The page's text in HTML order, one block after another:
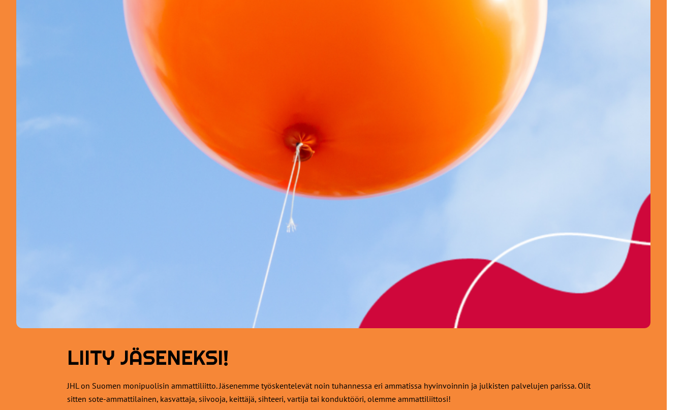
LIITY JÄSENEKSI!
JHL on Suomen monipuolisin ammattiliitto. Jäsenemme työskentelevät noin tuhannessa eri ammatissa hyvinvoinnin ja julkisten palvelujen parissa. Olit
sitten sote-ammattilainen, kasvattaja, siivooja, keittäjä, sihteeri, vartija tai konduktööri, olemme ammattiliittosi!